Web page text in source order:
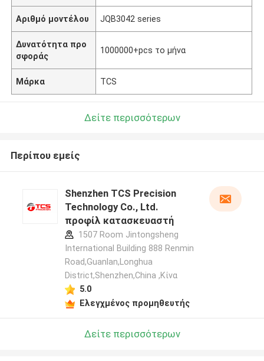
Αριθμό μοντέλου JQB3042 series
Δυνατότητα προ
σφοράς
1000000+pcs το μήνα
Μάρκα TCS
Δείτε περισσότερων
Περίπου εμείς
Shenzhen TCS Precision
Technology Co., Ltd.
προφίλ κατασκευαστή
1507 Room Jintongsheng
International Building 888 Renmin
Road,Guanlan,Longhua
District,Shenzhen,China ,Κίνα
5.0
Ελεγχμένος προμηθευτής
Δείτε περισσότερων